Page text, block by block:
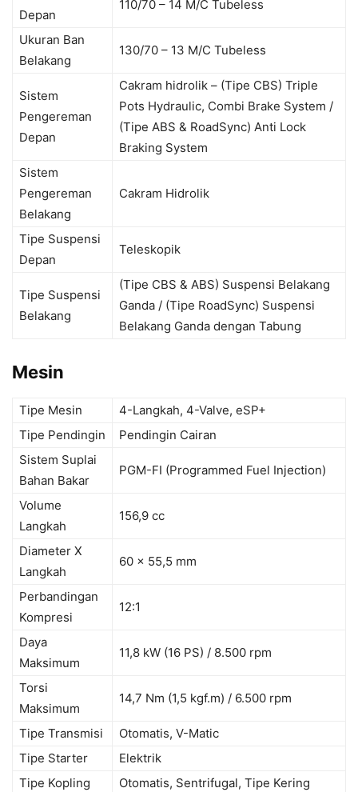
Depan
110/70 – 14 M/C Tubeless
Ukuran Ban
Belakang
130/70 – 13 M/C Tubeless
Sistem
Pengereman
Depan
Cakram hidrolik – (Tipe CBS) Triple
Pots Hydraulic, Combi Brake System /
(Tipe ABS & RoadSync) Anti Lock
Braking System
Sistem
Pengereman
Belakang
Cakram Hidrolik
Tipe Suspensi
Depan
Teleskopik
Tipe Suspensi
Belakang
(Tipe CBS & ABS) Suspensi Belakang
Ganda / (Tipe RoadSync) Suspensi
Belakang Ganda dengan Tabung
Mesin
Tipe Mesin
4-Langkah, 4-Valve, eSP+
Tipe Pendingin
Pendingin Cairan
Sistem Suplai
Bahan Bakar
PGM-FI (Programmed Fuel Injection)
Volume
Langkah
156,9 cc
Diameter X
Langkah
60 x 55,5 mm
Perbandingan
Kompresi
12:1
Daya
Maksimum
11,8 kW (16 PS) / 8.500 rpm
Torsi
Maksimum
14,7 Nm (1,5 kgf.m) / 6.500 rpm
Tipe Transmisi
Otomatis, V-Matic
Tipe Starter
Elektrik
Tipe Kopling
Otomatis, Sentrifugal, Tipe Kering